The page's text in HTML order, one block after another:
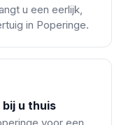
u een eerlijk,
in Poperinge.
u thuis
voor een